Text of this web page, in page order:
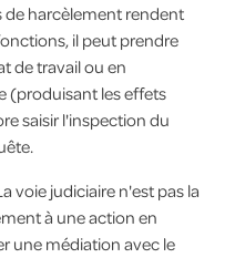
de harcèlement rendent
il peut prendre
de travail ou en
(produisant les effets
saisir l'inspection du
voie judiciaire n'est pas la
à une action en
une médiation avec le